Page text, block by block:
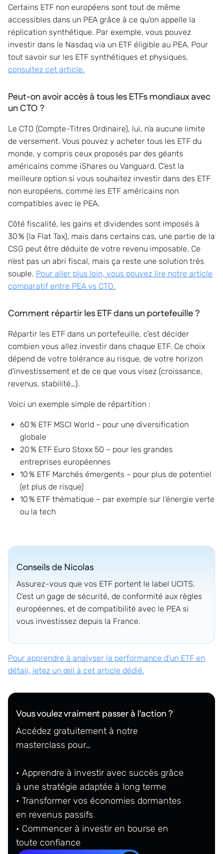
Certains ETF non européens sont tout de même
accessibles dans un PEA grâce à ce qu’on appelle la
réplication synthétique. Par exemple, vous pouvez
investir dans le Nasdaq via un ETF éligible au PEA. Pour
tout savoir sur les ETF synthétiques et physiques,
consultez cet article.
Peut-on avoir accès à tous les ETFs mondiaux avec
un CTO ?
Le CTO (Compte-Titres Ordinaire), lui, n’a aucune limite
de versement. Vous pouvez y acheter tous les ETF du
monde, y compris ceux proposés par des géants
américains comme iShares ou Vanguard. C’est la
meilleure option si vous souhaitez investir dans des ETF
non européens, comme les ETF américains non
compatibles avec le PEA.
Côté fiscalité, les gains et dividendes sont imposés à
30 % (la Flat Tax), mais dans certains cas, une partie de la
CSG peut être déduite de votre revenu imposable. Ce
n’est pas un abri fiscal, mais ça reste une solution très
souple. Pour aller plus loin, vous pouvez lire notre article
comparatif entre PEA vs CTO.
Comment répartir les ETF dans un portefeuille ?
Répartir les ETF dans un portefeuille, c’est décider
combien vous allez investir dans chaque ETF. Ce choix
dépend de votre tolérance au risque, de votre horizon
d’investissement et de ce que vous visez (croissance,
revenus, stabilité…).
Voici un exemple simple de répartition :
60 % ETF MSCI World – pour une diversification
globale
20 % ETF Euro Stoxx 50 – pour les grandes
entreprises européennes
10 % ETF Marchés émergents – pour plus de potentiel
(et plus de risque)
10 % ETF thématique – par exemple sur l’énergie verte
ou la tech
Conseils deNicolas
Assurez-vous que vos ETF portent le label UCITS.
C’est un gage de sécurité, de conformité aux règles
européennes, et de compatibilité avec le PEA si
vous investissez depuis la France.
Pour apprendre à analyser la performance d'un ETF en
détail, jetez un œil à cet article dédié.
Vous voulez vraiment passer à l'action ?
Accédez gratuitement à notre
masterclass pour…
• Apprendre à investir avec succès grâce
à une stratégie adaptée à long terme
• Transformer vos économies dormantes
en revenus passifs
• Commencer à investir en bourse en
toute confiance